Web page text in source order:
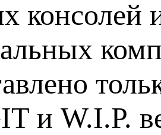
консолей
и W.I.P.